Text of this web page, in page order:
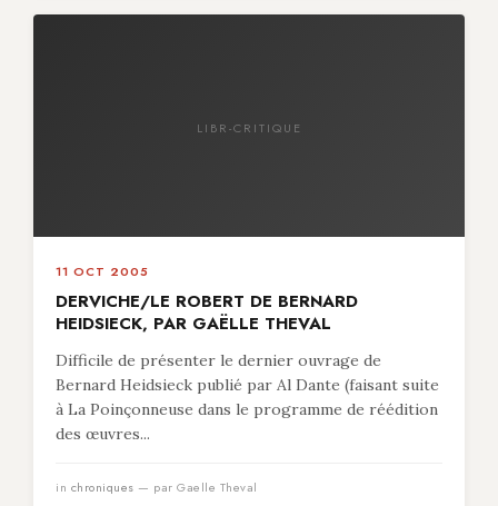
LIBR-CRITIQUE
11 OCT 2005
DERVICHE/LE ROBERT DE BERNARD
HEIDSIECK, PAR GAËLLE THEVAL
Difficile de présenter le dernier ouvrage de
Bernard Heidsieck publié par Al Dante (faisant suite
à La Poinçonneuse dans le programme de réédition
des œuvres...
in chroniques — par Gaelle Theval